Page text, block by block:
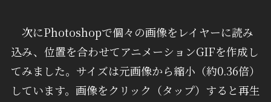
次にPhotoshopで個々の画像をレイヤーに読み
込み、位置を合わせてアニメーションGIFを作成し
てみました。サイズは元画像から縮小（約0.36倍）
しています。画像をクリック（タップ）すると再生